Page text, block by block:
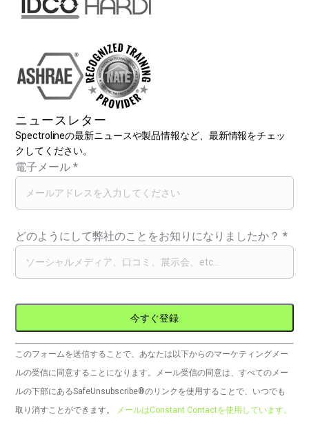
ニュースレター
Spectrolineの最新ニュースや製品情報など、最新情報をチェッ
クしてください。
電子メール*
どのようにして弊社のことをお知りになりましたか？*
コ
ン
ス
タ
このフォームを送信することで、あなたは以下からのマーケティングメー
ルの受信に同意することになります。メール受信の同意は、すべてのメー
ルの下部にあるSafeUnsubscribe®のリンクを使用することで、いつでも
取り消すことができます。
メールはConstant Contactを使用しています。